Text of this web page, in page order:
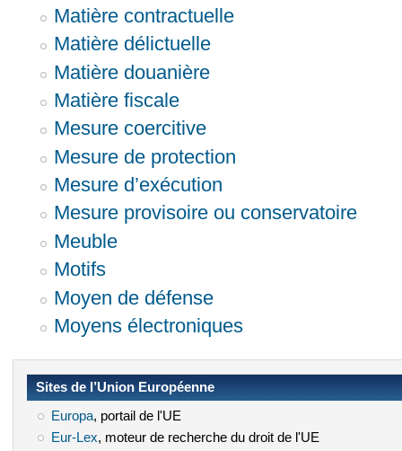
Matière contractuelle
Matière délictuelle
Matière douanière
Matière fiscale
Mesure coercitive
Mesure de protection
Mesure d’exécution
Mesure provisoire ou conservatoire
Meuble
Motifs
Moyen de défense
Moyens électroniques
Sites de l’Union Européenne
Europa(le lien est externe)
, portail de l'UE
Eur-Lex(le lien est externe)
, moteur de recherche du droit de l'UE